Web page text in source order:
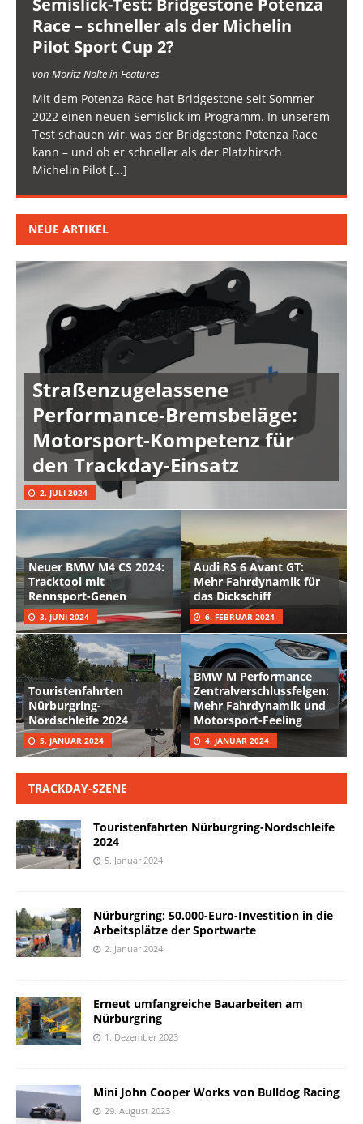
Semislick-Test: Bridgestone Potenza
Race – schneller als der Michelin
Pilot Sport Cup 2?
von Moritz Nolte in Features
Mit dem Potenza Race hat Bridgestone seit Sommer
2022 einen neuen Semislick im Programm. In unserem
Test schauen wir, was der Bridgestone Potenza Race
kann – und ob er schneller als der Platzhirsch
Michelin Pilot [...]
NEUE ARTIKEL
Straßenzugelassene
Performance-Bremsbeläge:
Motorsport-Kompetenz für
den Trackday-Einsatz
2. JULI 2024
Neuer BMW M4 CS 2024:
Tracktool mit
Rennsport-Genen
3. JUNI 2024
Audi RS 6 Avant GT:
Mehr Fahrdynamik für
das Dickschiff
6. FEBRUAR 2024
Touristenfahrten
Nürburgring-
Nordschleife 2024
5. JANUAR 2024
BMW M Performance
Zentralverschlussfelgen:
Mehr Fahrdynamik und
Motorsport-Feeling
4. JANUAR 2024
TRACKDAY-SZENE
Touristenfahrten Nürburgring-Nordschleife
2024
5. Januar 2024
Nürburgring: 50.000-Euro-Investition in die
Arbeitsplätze der Sportwarte
2. Januar 2024
Erneut umfangreiche Bauarbeiten am
Nürburgring
1. Dezember 2023
Mini John Cooper Works von Bulldog Racing
29. August 2023